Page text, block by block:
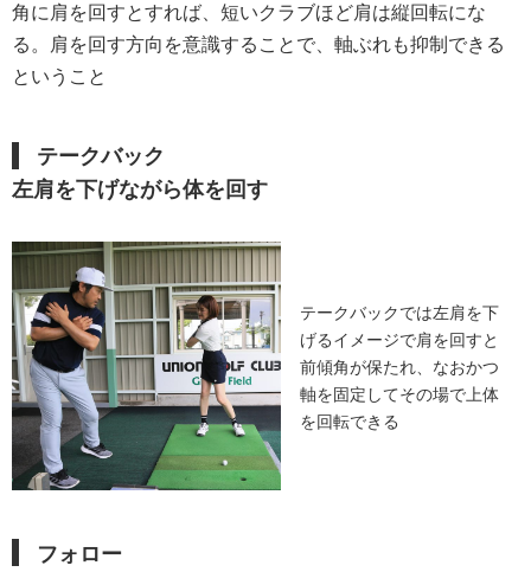
角に肩を回すとすれば、短いクラブほど肩は縦回転にな
る。肩を回す方向を意識することで、軸ぶれも抑制できる
ということ
テークバック
左肩を下げながら体を回す
テークバックでは左肩を下
げるイメージで肩を回すと
前傾角が保たれ、なおかつ
軸を固定してその場で上体
を回転できる
フォロー